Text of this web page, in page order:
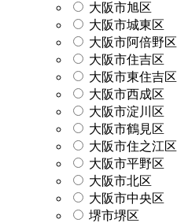
大阪市旭区
大阪市城東区
大阪市阿倍野区
大阪市住吉区
大阪市東住吉区
大阪市西成区
大阪市淀川区
大阪市鶴見区
大阪市住之江区
大阪市平野区
大阪市北区
大阪市中央区
堺市堺区